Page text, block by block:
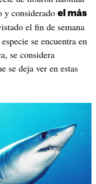
y considerado el más
el fin de semana
se encuentra en
se considera
se deja ver en estas